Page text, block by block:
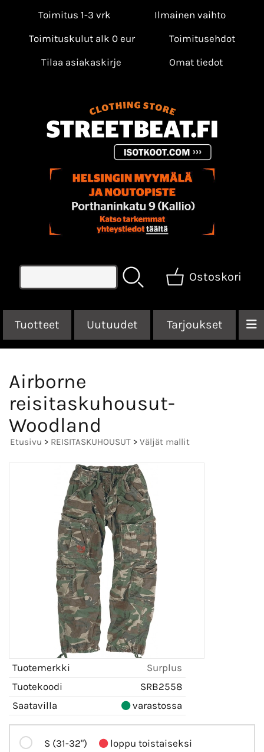
Toimitus 1-3 vrk
Ilmainen vaihto
Toimituskulut alk 0 eur
Toimitusehdot
Tilaa asiakaskirje
Omat tiedot
Ostoskori
Tuotteet Uutuudet Tarjoukset
Airborne
reisitaskuhousut-
Woodland
Etusivu > REISITASKUHOUSUT > Väljät mallit
Tuotemerkki
Surplus
Tuotekoodi
SRB2558
Saatavilla
varastossa
S (31-32") loppu toistaiseksi